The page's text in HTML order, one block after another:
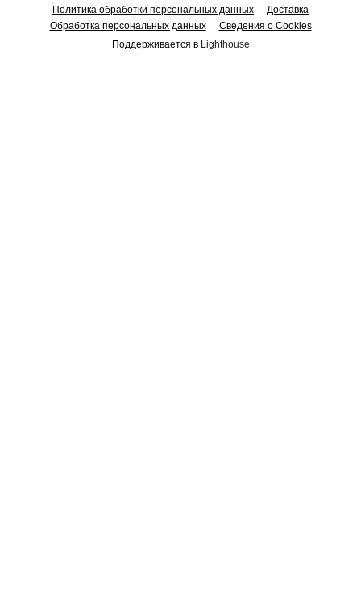
Политика обработки персональных данных
Доставка
Обработка персональных данных
Сведения о Cookies
Поддерживается в Lighthouse